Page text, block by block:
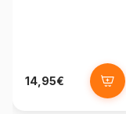
14,95€